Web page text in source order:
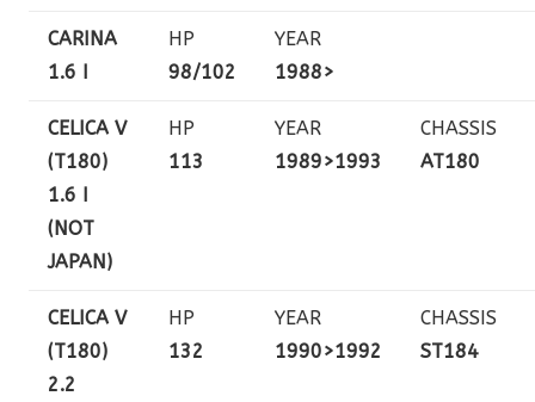
CARINA
1.6 I
HP
98/102
YEAR
1988>
CELICA V
(T180)
1.6 I
(NOT
JAPAN)
HP
113
YEAR
1989>1993
CHASSIS
AT180
CELICA V
(T180)
2.2
HP
132
YEAR
1990>1992
CHASSIS
ST184